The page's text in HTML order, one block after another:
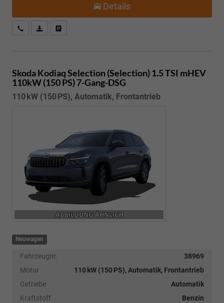
Details
Kostenloser Rückruf-Service
PDF-Datei, Fahrzeugexposé drucken
Skoda KodiaqSelection (Selection) 1.5 TSI mHEV
110kW (150 PS) 7-Gang-DSG
110 kW (150 PS), Automatik, Frontantrieb
Neuwagen
Fahrzeugnr.
38969
Motor
110 kW (150 PS), Automatik, Frontantrieb
Getriebe
Automatik
Kraftstoff
Benzin